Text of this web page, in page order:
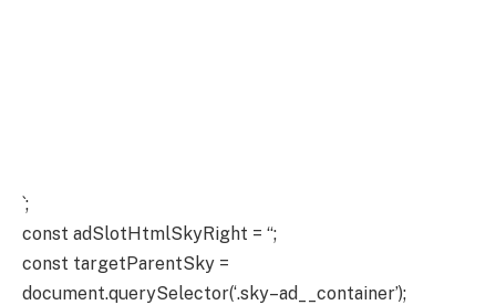
`;
const adSlotHtmlSkyRight = “;
const targetParentSky =
document.querySelector(‘.sky–ad__container’);